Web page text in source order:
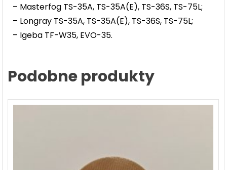
– Masterfog TS-35A, TS-35A(E), TS-36S, TS-75L;
– Longray TS-35A, TS-35A(E), TS-36S, TS-75L;
– Igeba TF-W35, EVO-35.
Podobne produkty